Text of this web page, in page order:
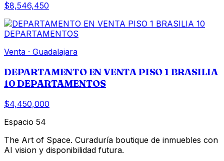
$8,546,450
Venta · Guadalajara
DEPARTAMENTO EN VENTA PISO 1 BRASILIA
10 DEPARTAMENTOS
$4,450,000
Espacio 54
The Art of Space. Curaduría boutique de inmuebles con
AI vision y disponibilidad futura.